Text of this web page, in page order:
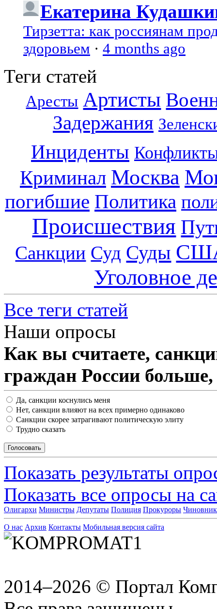
Екатерина
Тирзетта: как россиянам
здоровьем · 4 months ago
Теги статей
Аресты Артисты
Задержания
Инциденты
Криминал Москва
погибшие Политика
Происшествия
Санкции Суд Суды
Уголовное
Все теги статей
Наши опросы
Как вы считаете,
граждан России
Да, санкции коснулись меня
Нет, санкции влияют на всех примерно одинаково
Санкции скорее затрагивают политическую элиту
Трудно сказать
Показать результаты
Показать все опросы на
Олигархи Министры Депутаты Полиция Прокуроры
О нас Архив Контакты Мобильная версия сайта
2014–2026 © Портал